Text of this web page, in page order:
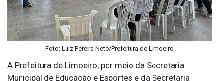
Foto: Luiz Pereira Neto/Prefeitura de Limoeiro
A Prefeitura de Limoeiro, por meio da Secretaria
Municipal de Educação e Esportes e da Secretaria